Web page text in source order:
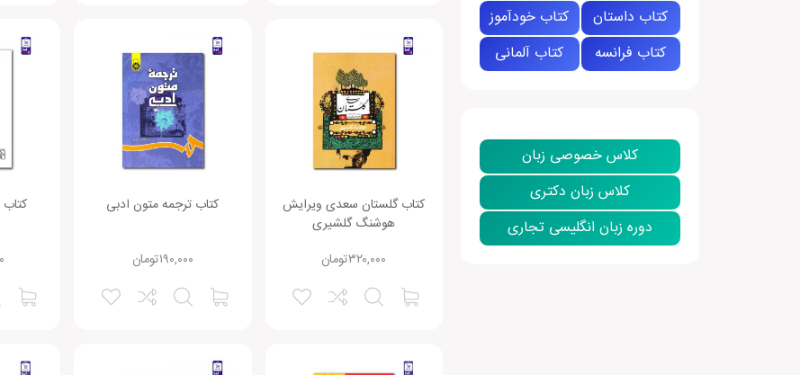
کتاب گلستان سعدی ویرایش
هوشنگ گلشیری
تومان۳۲۰,۰۰۰
کتاب ترجمه متون ادبی
تومان۱۹۰,۰۰۰
کتاب داستان
کتاب خودآموز
کتاب فرانسه
کتاب آلمانی
کلاس خصوصی زبان
کلاس زبان دکتری
دوره زبان انگلیسی تجاری